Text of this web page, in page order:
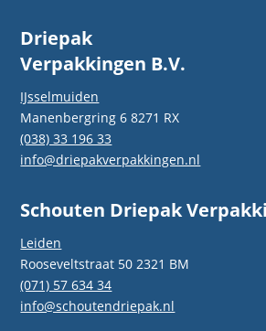
Driepak
Verpakkingen B.V.
IJsselmuiden
Manenbergring 6 8271 RX
(038) 33 196 33
info@driepakverpakkingen.nl
Schouten Driepak
Leiden
Rooseveltstraat 50 2321 BM
(071) 57 634 34
info@schoutendriepak.nl